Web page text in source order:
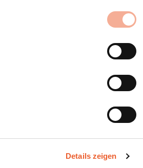
Details zeigen